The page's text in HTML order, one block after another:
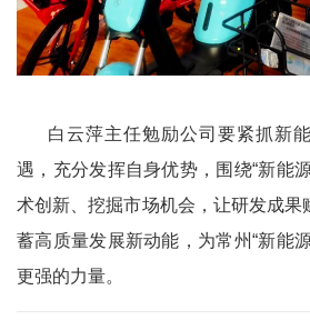
白云萍主任勉励公司要紧抓新
遇，充分发挥自身优势，围绕“新能
术创新、挖掘市场机会，让研发成果
蓄高质量发展新动能，为常州“新能
更强的力量。